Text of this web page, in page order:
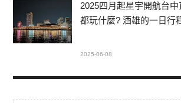
2025四月起星宇開航台
都玩什麼? 酒雄的一日行
2025-06-08